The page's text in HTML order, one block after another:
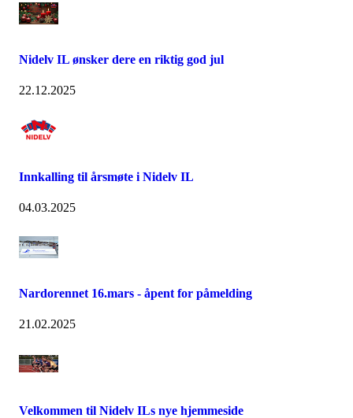
Nidelv IL ønsker dere en riktig god jul
22.12.2025
Innkalling til årsmøte i Nidelv IL
04.03.2025
Nardorennet 16.mars - åpent for påmelding
21.02.2025
Velkommen til Nidelv ILs nye hjemmeside